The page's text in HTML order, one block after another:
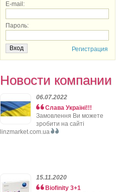
E-mail:
Пароль:
Регистрация
Новости компании
06.07.2022
Слава Україні!!!
Замовлення Ви можете
зробити на сайті
linzmarket.com.ua
15.11.2020
Biofinity 3+1